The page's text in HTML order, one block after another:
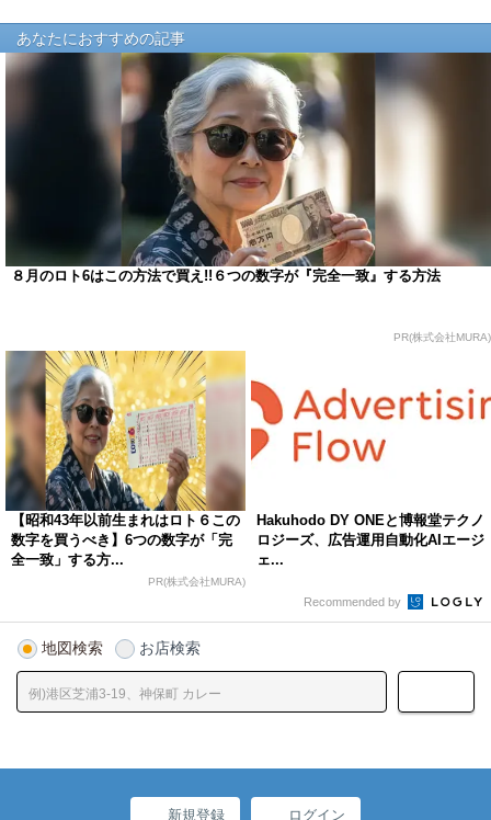
あなたにおすすめの記事
８月のロト6はこの方法で買え!!６つの数字が『完全一致』する方法
PR(株式会社MURA)
【昭和43年以前生まれはロト６この
数字を買うべき】6つの数字が「完
全一致」する方...
PR(株式会社MURA)
Hakuhodo DY ONEと博報堂テクノ
ロジーズ、広告運用自動化AIエージ
ェ...
Recommended by
地図検索 お店検索
新規登録 ログイン